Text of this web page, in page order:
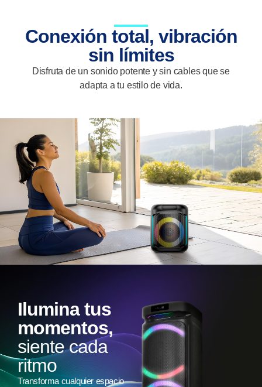
Conexión total, vibración
sin límites
Disfruta de un sonido potente y sin cables que se
adapta a tu estilo de vida.
Ilumina tus
momentos,
siente cada
ritmo
Transforma cualquier espacio